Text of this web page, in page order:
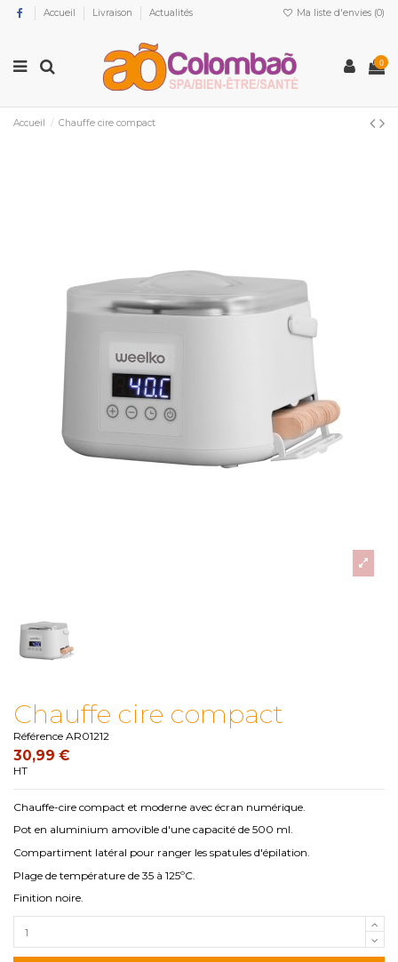
Accueil Livraison Actualités Ma liste d'envies (0)
0
Accueil Chauffe cire compact
Chauffe cire compact
Référence AR01212
30,99 €
HT
Chauffe-cire compact et moderne avec écran numérique.
Pot en aluminium amovible d'une capacité de 500 ml.
Compartiment latéral pour ranger les spatules d'épilation.
Plage de température de 35 à 125ºC.
Finition noire.